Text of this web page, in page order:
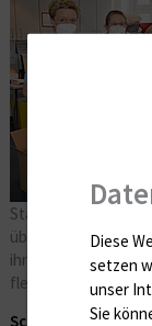
Stationsleiterin
über die großartige
ihren Schülerinnen
fleißig mitgenäht
Schüler nähen seit
Diese
setzen
unser
Sie